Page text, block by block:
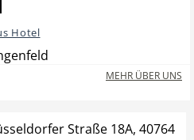
Restaurant
Beauty & Wellness
Hotel
MEHR ÜBER UNS
Straße 18A, 40764